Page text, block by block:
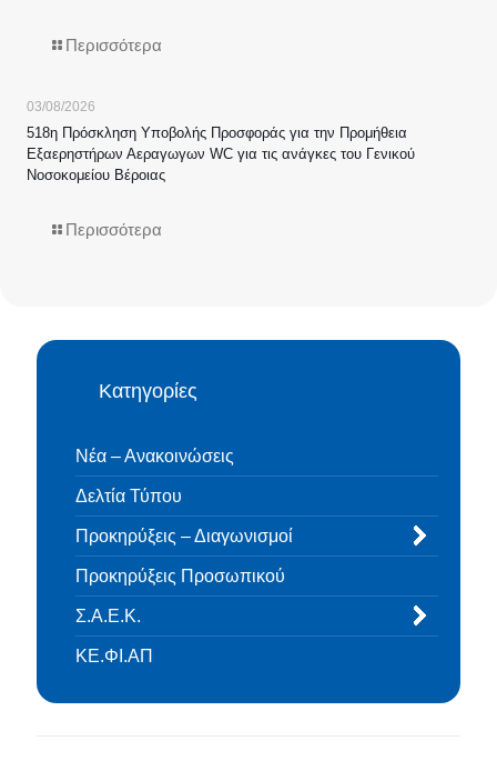
Περισσότερα
03/08/2026
518η Πρόσκληση Υποβολής Προσφοράς για την Προμήθεια
Εξαερηστήρων Αεραγωγων WC για τις ανάγκες του Γενικού
Νοσοκομείου Βέροιας
Περισσότερα
Κατηγορίες
Νέα – Ανακοινώσεις
Δελτία Τύπου
Προκηρύξεις – Διαγωνισμοί
Προκηρύξεις Προσωπικού
Σ.Α.Ε.Κ.
ΚΕ.ΦΙ.ΑΠ